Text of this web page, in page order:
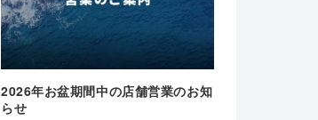
2026年お盆期間中の店舗営業のお知
らせ